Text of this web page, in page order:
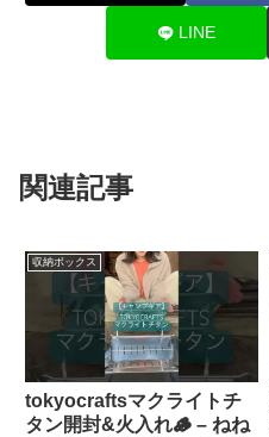
LINE
関連記事
収納ボックス
tokyocraftsマクライトチ
タン開封&火入れ🪵 – ねね